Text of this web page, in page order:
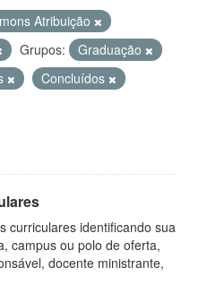
Atribuição
Grupos:
Graduação
Concluídos
curriculares identificando sua
campus ou polo de oferta,
docente ministrante,